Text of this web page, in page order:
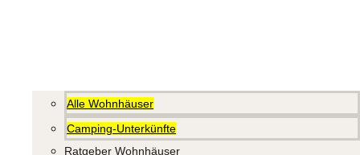
Alle Wohnhäuser
Camping-Unterkünfte
Ratgeber Wohnhäuser